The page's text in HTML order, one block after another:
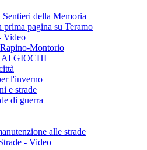
Sentieri della Memoria
pagina su Teramo
Video
Montorio
AI GIOCHI
l'inverno
e strade
di guerra
alle strade
- Video